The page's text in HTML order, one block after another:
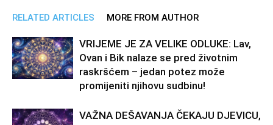
RELATED ARTICLES MORE FROM AUTHOR
VRIJEME JE ZA VELIKE ODLUKE: Lav,
Ovan i Bik nalaze se pred životnim
raskršćem – jedan potez može
promijeniti njihovu sudbinu!
VAŽNA DEŠAVANJA ČEKAJU DJEVICU,